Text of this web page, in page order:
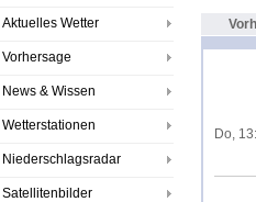
Aktuelles Wetter
Vorhersage
News & Wissen
Wetterstationen
Niederschlagsradar
Satellitenbilder
Do,